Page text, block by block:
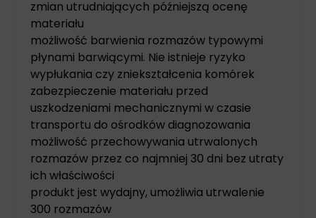
zmian utrudniających późniejszą ocenę
materiału
możliwość barwienia rozmazów typowymi
płynami barwiącymi. Nie istnieje ryzyko
wypłukania czy zniekształcenia komórek
zabezpieczenie materiału przed
uszkodzeniami mechanicznymi w czasie
transportu do ośrodków diagnozowania
możliwość przechowywania utrwalonych
rozmazów przez co najmniej 30 dni bez utraty
ich właściwości
produkt jest wydajny, umożliwia utrwalenie
300 rozmazów